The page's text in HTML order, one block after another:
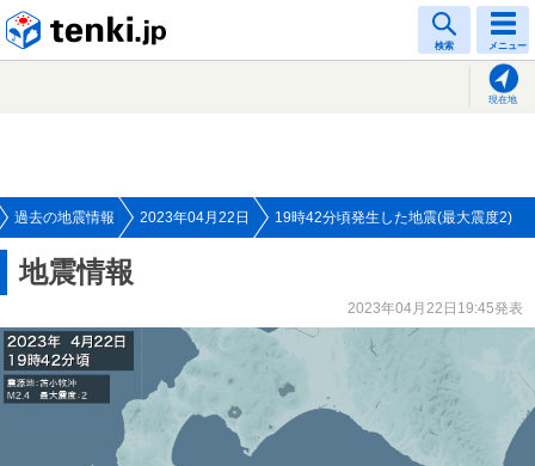
検索 メニュー
現在地
過去の地震情報 2023年04月22日 19時42分頃発生した地震(最大震度2)
地震情報
2023年04月22日19:45発表